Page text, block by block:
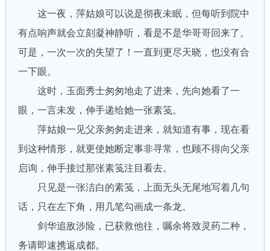
这一夜，萍姑娘可以说是彻夜未眠，但每听到院中
有点响声就会立刻凝神静听，看是不是华哥哥回来了。
可是，一次一次的失望了！一直到更尽天晓，也没有合
一下眼。
这时，玉面秀士匆匆地走了进来，先向她看了一
眼，一言未发，伸手递给她一张素笺。
萍姑娘一见父亲匆匆走进来，就知道有事，现在看
到这种情形，就更使她断定事非寻常，也顾不得向父亲
启询，伸手接过那张素笺注目看去。
只见是一张洁白的素笺，上面无头无尾地写着几句
话，只在左下角，用几笔勾画成一条龙。
剑华追敌涉险，已获救他往，嘱余将致灵药二种，
务请即速携返成都。